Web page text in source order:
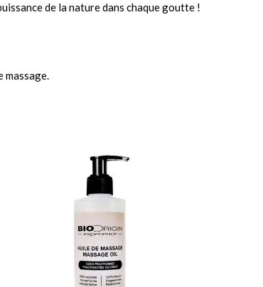
de la nature dans chaque goutte !
massage.